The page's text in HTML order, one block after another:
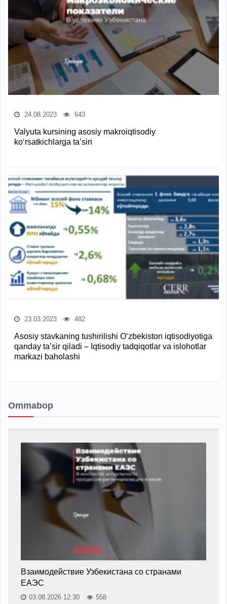
24.08.2023 643
Valyuta kursining asosiy makroiqtisodiy
ko‘rsatkichlarga ta’siri
23.03.2023 482
Asosiy stavkaning tushirilishi O‘zbekiston iqtisodiyotiga
qanday ta’sir qiladi – Iqtisodiy tadqiqotlar va islohotlar
markazi baholashi
Ommabop
Взаимодействие Узбекистана со странами
ЕАЭС
03.08.2026 12:30 558